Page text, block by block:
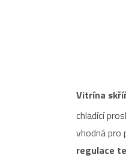
Vitrína
chladící
vhodná pro
regulace